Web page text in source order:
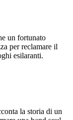
un fortunato
per reclamare il
esilaranti.
la storia di un